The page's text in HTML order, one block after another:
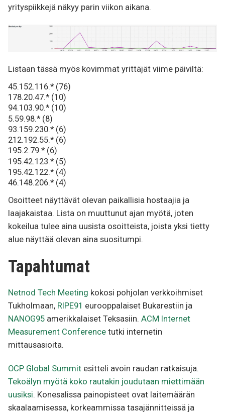
yrityspiikkejä näkyy parin viikon aikana.
Listaan tässä myös kovimmat yrittäjät viime päiviltä:
45.152.116.* (76)
178.20.47.* (10)
94.103.90.* (10)
5.59.98.* (8)
93.159.230.* (6)
212.192.55.* (6)
195.2.79.* (6)
195.42.123.* (5)
195.42.122.* (4)
46.148.206.* (4)
Osoitteet näyttävät olevan paikallisia hostaajia ja
laajakaistaa. Lista on muuttunut ajan myötä, joten
kokeilua tulee aina uusista osoitteista, joista yksi tietty
alue näyttää olevan aina suositumpi.
Tapahtumat
Netnod Tech Meeting kokosi pohjolan verkkoihmiset
Tukholmaan, RIPE91 eurooppalaiset Bukarestiin ja
NANOG95 amerikkalaiset Teksasiin. ACM Internet
Measurement Conference tutki internetin
mittausasioita.
OCP Global Summit esitteli avoin raudan ratkaisuja.
Tekoälyn myötä koko rautakin joudutaan miettimään
uusiksi. Konesalissa painopisteet ovat laitemäärän
skaalaamisessa, korkeammissa tasajännitteissä ja